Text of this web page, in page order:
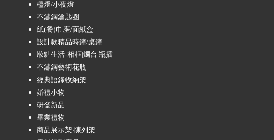
檯燈/小夜燈
不鏽鋼鑰匙圈
紙(餐)巾座/面紙盒
設計款精品時鐘/桌鐘
妝點生活-相框|燭台|瓶插
不鏽鋼藝術花瓶
經典語錄收納架
婚禮小物
研發新品
畢業禮物
商品展示架‧陳列架